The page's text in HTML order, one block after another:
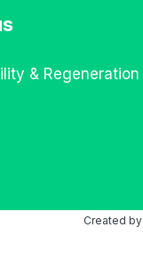
& Regeneration
Created by